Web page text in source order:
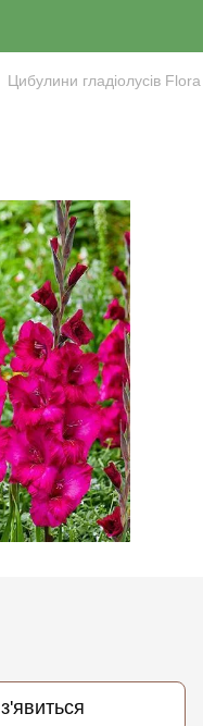
Цибулини гладіолусів